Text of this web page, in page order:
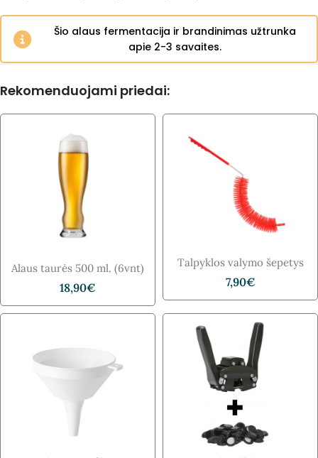
Šio alaus fermentacija ir brandinimas užtrunka
apie 2-3 savaites.
Rekomenduojami priedai:
Alaus taurės 500 ml. (6vnt)
18,90€
Talpyklos valymo šepetys
7,90€